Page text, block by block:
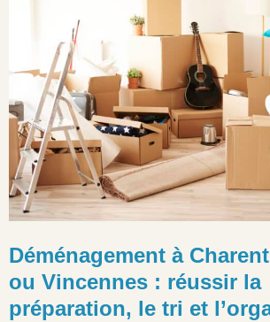
Déménagement à
ou Vincennes : réussir la
préparation, le tri et